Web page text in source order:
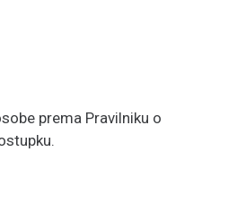
prema Pravilniku o